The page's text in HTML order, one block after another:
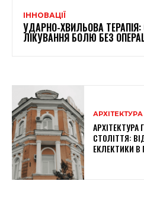
ІННОВАЦІЇ
УДАРНО-ХВИЛЬОВА
ЛІКУВАННЯ БОЛЮ БЕЗ
АРХІТЕКТУРА
АРХІТЕКТУРА
СТОЛІТТЯ:
ЕКЛЕКТИКИ В